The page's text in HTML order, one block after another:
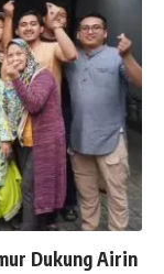
Dukung Airin